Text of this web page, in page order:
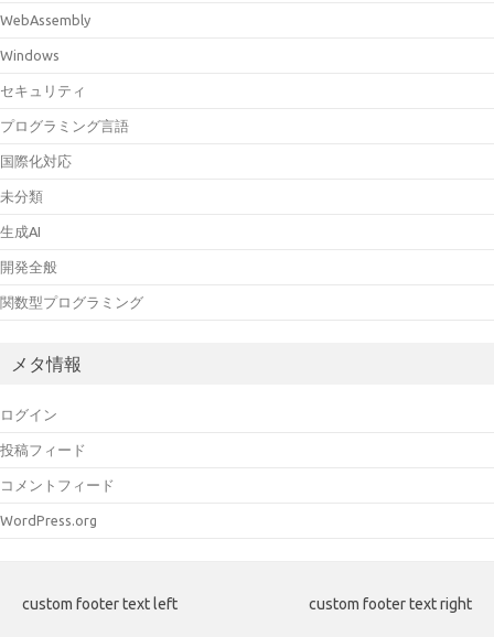
WebAssembly
Windows
セキュリティ
プログラミング言語
国際化対応
未分類
生成AI
開発全般
関数型プログラミング
メタ情報
ログイン
投稿フィード
コメントフィード
WordPress.org
custom footer text left custom footer text right